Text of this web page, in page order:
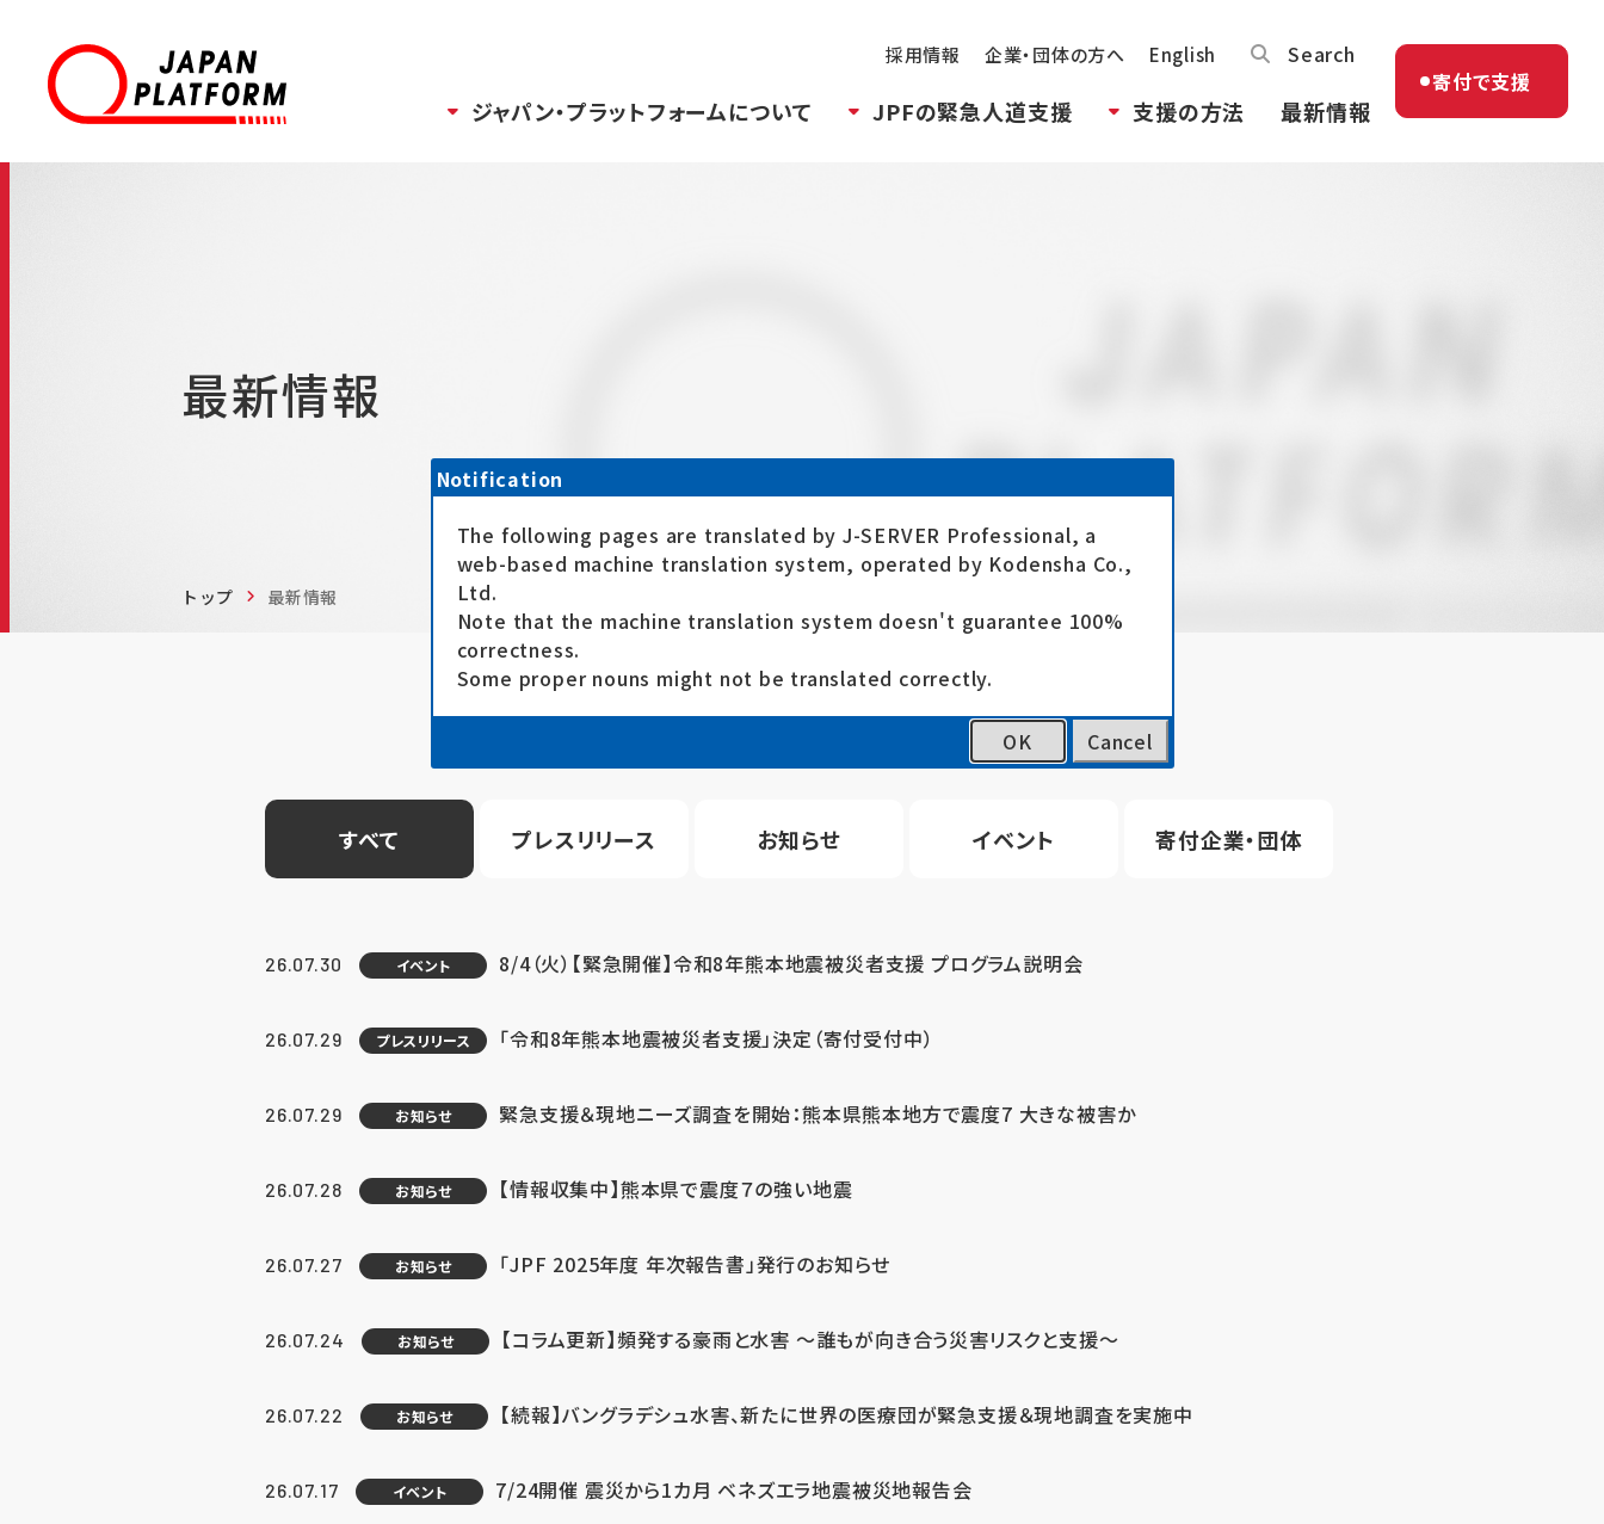
採用情報 企業・団体の方へ English Search
ジャパン・プラットフォームについて JPFの緊急人道支援 支援の方法 最新情報
寄付で支援
最新情報
トップ 最新情報
すべて プレスリリース お知らせ イベント 寄付企業・団体
26.07.30 イベント 8/4（火）【緊急開催】令和8年熊本地震被災者支援 プログラム説明会
26.07.29 プレスリリース 「令和8年熊本地震被災者支援」決定（寄付受付中）
26.07.29 お知らせ 緊急支援＆現地ニーズ調査を開始：熊本県熊本地方で震度7 大きな被害か
26.07.28 お知らせ 【情報収集中】熊本県で震度７の強い地震
26.07.27 お知らせ 「JPF 2025年度 年次報告書」発行のお知らせ
26.07.24 お知らせ 【コラム更新】頻発する豪雨と水害 ～誰もが向き合う災害リスクと支援～
26.07.22 お知らせ 【続報】バングラデシュ水害、新たに世界の医療団が緊急支援＆現地調査を実施中
26.07.17 イベント 7/24開催 震災から1カ月 ベネズエラ地震被災地報告会
Notification
The following pages are translated by J-SERVER Professional, a
web-based machine translation system, operated by Kodensha Co.,
Ltd.
Note that the machine translation system doesn't guarantee 100%
correctness.
Some proper nouns might not be translated correctly.
OK Cancel